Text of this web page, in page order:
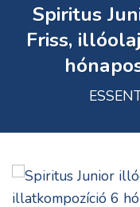
Spiritus
Friss,